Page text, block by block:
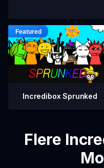
Incredibox Sprunked
Flere